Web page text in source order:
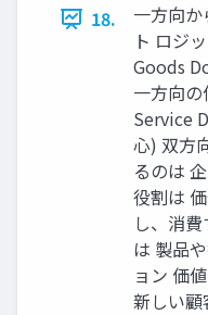
18.
一方向
ト ロジ
Goods
一方向
Service
心) 双方
るのは
役割は
し、消
は 製品
ョン 価
新しい